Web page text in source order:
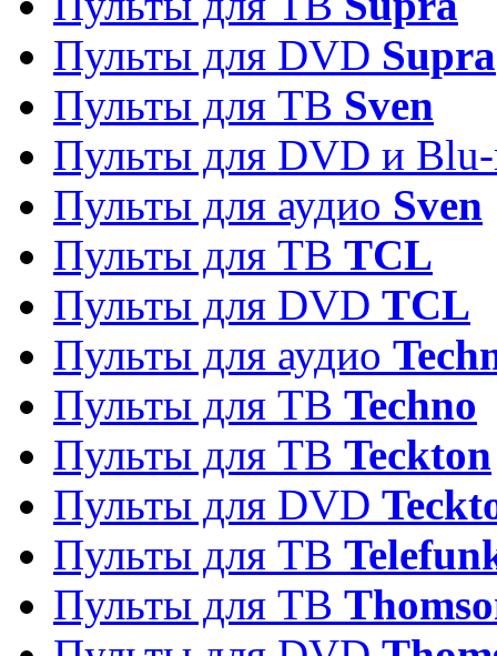
Пульты для DVD Supra
Пульты для ТВ Sven
Пульты для DVD и
Пульты для аудио Sven
Пульты для ТВ TCL
Пульты для DVD TCL
Пульты для аудио
Пульты для ТВ Techno
Пульты для ТВ Teckton
Пульты для DVD
Пульты для ТВ
Пульты для ТВ